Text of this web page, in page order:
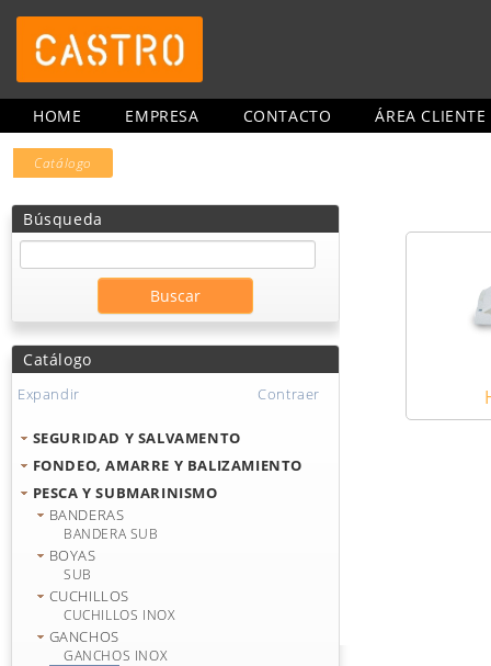
HOME EMPRESA CONTACTO ÁREA CLIENTE
Catálogo
Búsqueda
Catálogo
Expandir Contraer
SEGURIDAD Y SALVAMENTO
FONDEO, AMARRE Y BALIZAMIENTO
PESCA Y SUBMARINISMO
BANDERAS
BANDERA SUB
BOYAS
SUB
CUCHILLOS
CUCHILLOS INOX
GANCHOS
GANCHOS INOX